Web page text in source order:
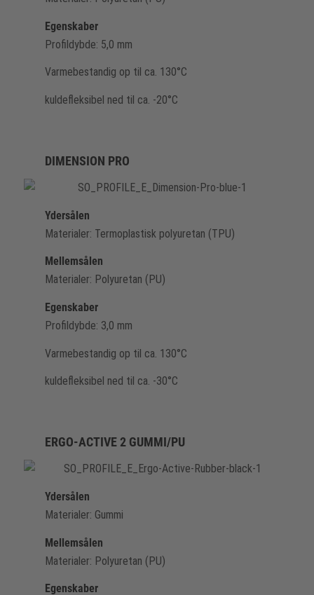
Egenskaber
Profildybde: 5,0 mm
Varmebestandig op til ca. 130°C
kuldefleksibel ned til ca. -20°C
DIMENSION PRO
Ydersålen
Materialer: Termoplastisk polyuretan (TPU)
Mellemsålen
Materialer: Polyuretan (PU)
Egenskaber
Profildybde: 3,0 mm
Varmebestandig op til ca. 130°C
kuldefleksibel ned til ca. -30°C
ERGO-ACTIVE 2 GUMMI/PU
Ydersålen
Materialer: Gummi
Mellemsålen
Materialer: Polyuretan (PU)
Egenskaber